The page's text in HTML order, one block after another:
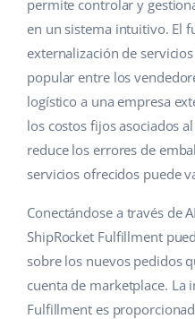
Gestión de envíos
Automatizaciones
Base Connect
IA para e-commerce
Hogar y jardinería
Productos infantiles
Electrónica
Piezas de automóviles
Supermercado
Salud y belleza
Moda
Ayuda
Base Academy
Blog
Servicios
Auditoría de cuentas
Otros
english (GB)
english (IN)
čeština
deutsch
Ελληνικά
español (AR)
español (MX)
permite controlar y
en un sistema intuitivo. El
externalización de
popular entre los
logístico a una empresa
los costos fijos asociados
reduce los errores de
servicios ofrecidos puede
Conectándose a través de
ShipRocket Fulfillment
sobre los nuevos pedidos
cuenta de marketplace. La
Fulfillment es